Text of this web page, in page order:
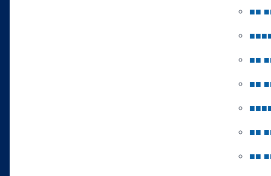
■■ ■
■■■
■■ ■
■■ ■
■■■
■■ ■
■■ ■